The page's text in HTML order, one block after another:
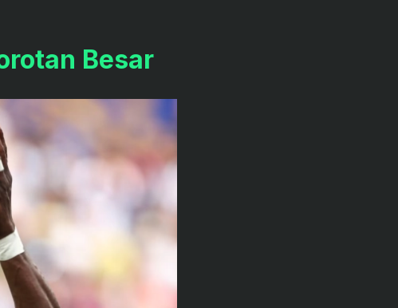
Besar